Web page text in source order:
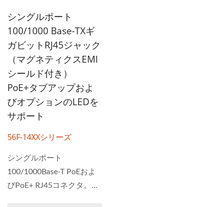
シングルポート
100/1000 Base-TXギ
ガビットRJ45ジャック
（マグネティクスEMI
シールド付き）
PoE+タブアップおよ
びオプションのLEDを
サポート
56F-14XXシリーズ
シングルポート
100/1000Base-T PoEおよ
びPoE+ RJ45コネクタ。す